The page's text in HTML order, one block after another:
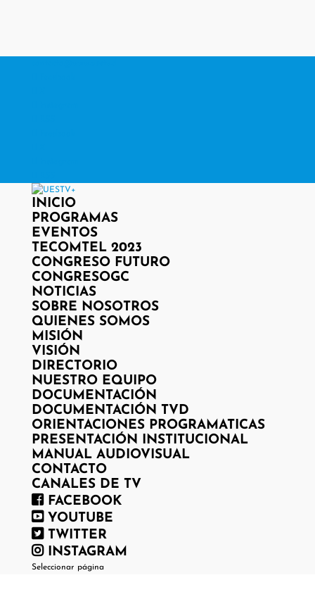
INICIO
PROGRAMAS
EVENTOS
TECOMTEL 2023
CONGRESO FUTURO
CONGRESOGC
NOTICIAS
SOBRE NOSOTROS
QUIENES SOMOS
MISIÓN
VISIÓN
DIRECTORIO
NUESTRO EQUIPO
DOCUMENTACIÓN
DOCUMENTACIÓN TVD
ORIENTACIONES PROGRAMATICAS
PRESENTACIÓN INSTITUCIONAL
MANUAL AUDIOVISUAL
CONTACTO
CANALES DE TV
FACEBOOK
YOUTUBE
TWITTER
INSTAGRAM
Seleccionar página